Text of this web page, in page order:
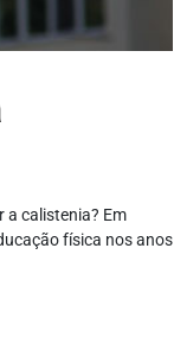
a calistenia? Em
física nos anos